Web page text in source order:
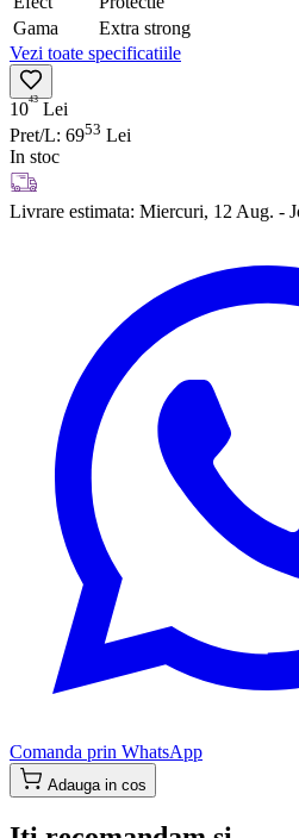
Gama
Extra strong
Vezi toate specificatiile
1043 Lei
Pret/L: 6953 Lei
In stoc
Livrare estimata: Miercuri, 12 Aug. -
Comanda prin WhatsApp
Adauga in cos